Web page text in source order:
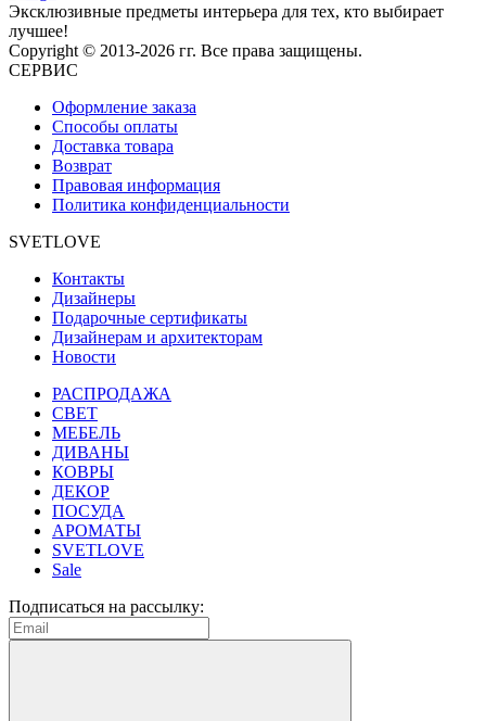
Эксклюзивные предметы интерьера для тех, кто выбирает
лучшее!
Copyright © 2013-2026 гг. Все права защищены.
СЕРВИС
Оформление заказа
Способы оплаты
Доставка товара
Возврат
Правовая информация
Политика конфиденциальности
SVETLOVE
Контакты
Дизайнеры
Подарочные сертификаты
Дизайнерам и архитекторам
Новости
РАСПРОДАЖА
CВЕТ
МЕБЕЛЬ
ДИВАНЫ
КОВРЫ
ДЕКОР
ПОСУДА
АРОМАТЫ
SVETLOVE
Sale
Подписаться на рассылку: